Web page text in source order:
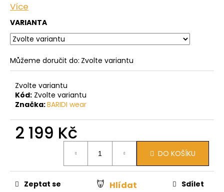
Více
VARIANTA
Můžeme doručit do: Zvolte variantu
Zvolte variantu
Kód: Zvolte variantu
Značka:BARIDI wear
2 199 Kč
DO KOŠÍKU
Zeptat se Hlídat Sdílet